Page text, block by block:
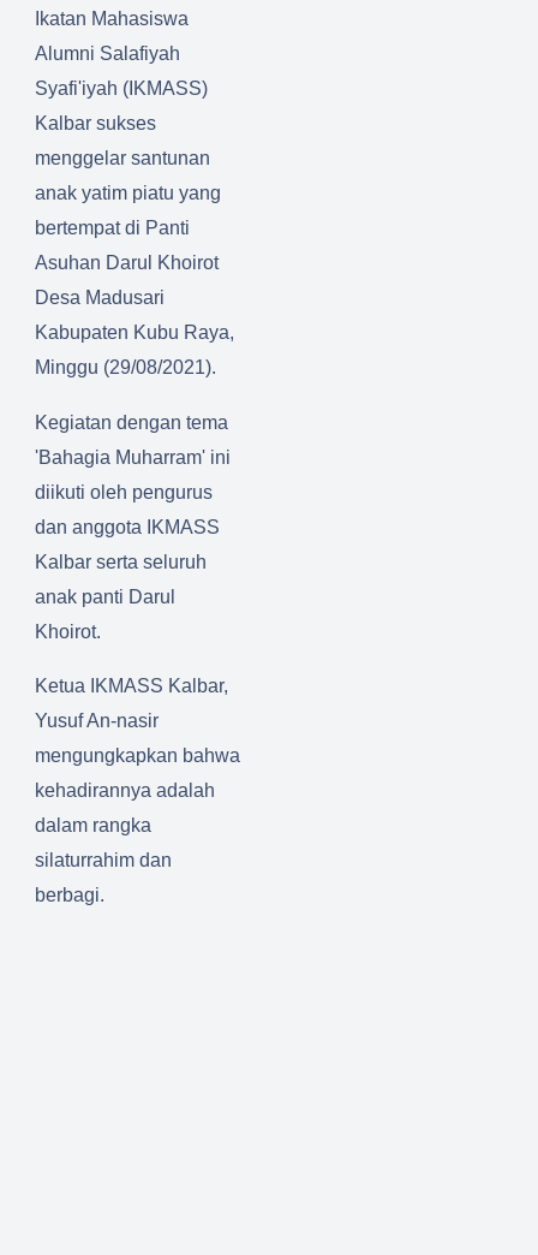
l Ulum
Kumpai
Ikatan Mahasiswa
Alumni Salafiyah
Syafi'iyah (IKMASS)
Kalbar sukses
menggelar santunan
anak yatim piatu yang
bertempat di Panti
Asuhan Darul Khoirot
Desa Madusari
Kabupaten Kubu Raya,
Minggu (29/08/2021).
Kegiatan dengan tema
'Bahagia Muharram' ini
diikuti oleh pengurus
dan anggota IKMASS
Kalbar serta seluruh
anak panti Darul
Khoirot.
Ketua IKMASS Kalbar,
Yusuf An-nasir
mengungkapkan bahwa
kehadirannya adalah
dalam rangka
silaturrahim dan
berbagi.